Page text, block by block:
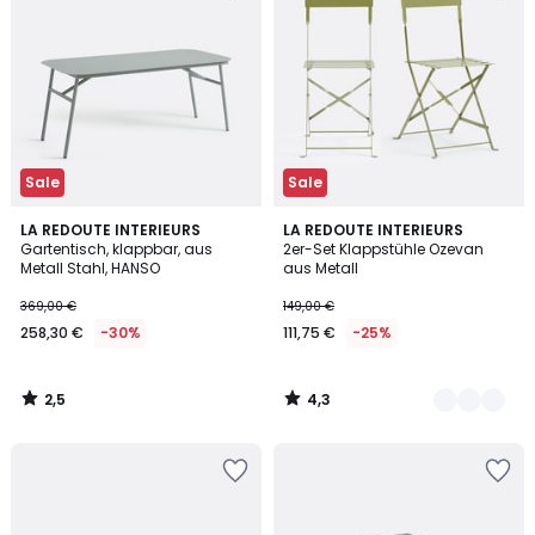
Sale
LA REDOUTE INTERIEURS
Gartentisch, klappbar, aus
Metall Stahl, HANSO
369,00 €
258,30 € -30%
2,5
/ 5
2,5
/
Sale
LA REDOUTE INTERIEURS
2er-Set Klappstühle Ozevan
aus Metall
149,00 €
111,75 € -25%
4,3
/ 5
2
Farben
4,3
/